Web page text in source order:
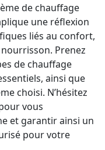
de chauffage
une réflexion
liés au confort,
Prenez
de chauffage
ainsi que
choisi. N’hésitez
vous
et garantir ainsi un
pour votre